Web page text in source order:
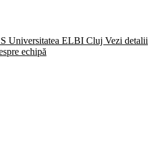
Universitatea ELBI Cluj Vezi detalii
echipă